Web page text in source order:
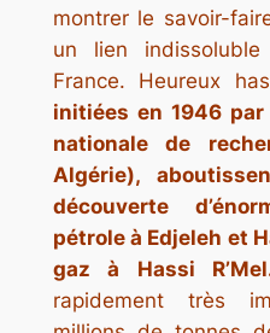
montrer le savoir-
un lien
France. Heureux
initiées en 1946 par
nationale de
Algérie),
découverte
pétrole à Edjeleh et
gaz à Hassi
rapidement très